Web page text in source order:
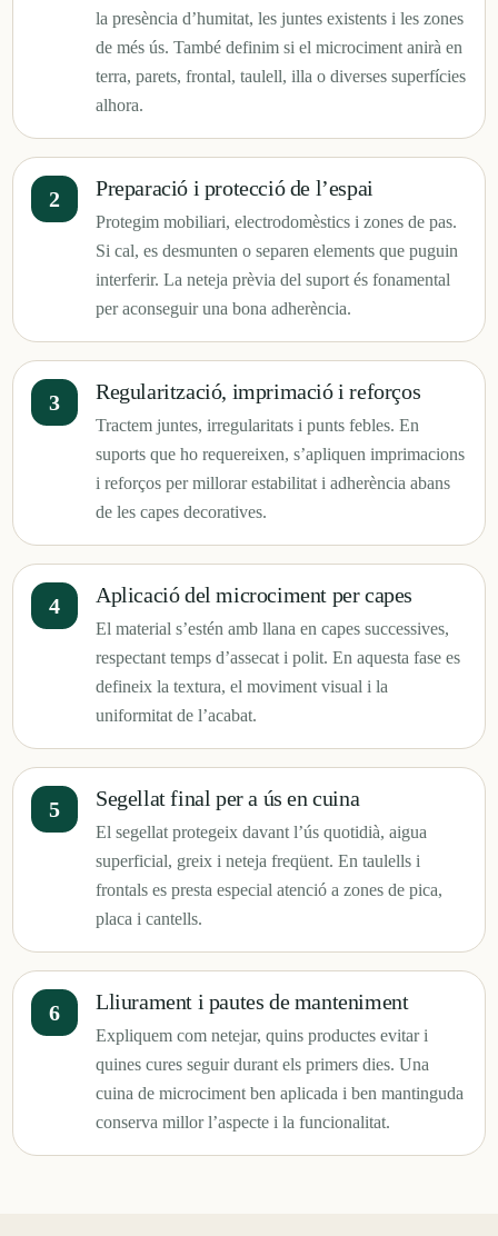
la presència d’humitat, les juntes existents i les zones
de més ús. També definim si el microciment anirà en
terra, parets, frontal, taulell, illa o diverses superfícies
alhora.
Preparació i protecció de l’espai
Protegim mobiliari, electrodomèstics i zones de pas.
Si cal, es desmunten o separen elements que puguin
interferir. La neteja prèvia del suport és fonamental
per aconseguir una bona adherència.
Regularització, imprimació i reforços
Tractem juntes, irregularitats i punts febles. En
suports que ho requereixen, s’apliquen imprimacions
i reforços per millorar estabilitat i adherència abans
de les capes decoratives.
Aplicació del microciment per capes
El material s’estén amb llana en capes successives,
respectant temps d’assecat i polit. En aquesta fase es
defineix la textura, el moviment visual i la
uniformitat de l’acabat.
Segellat final per a ús en cuina
El segellat protegeix davant l’ús quotidià, aigua
superficial, greix i neteja freqüent. En taulells i
frontals es presta especial atenció a zones de pica,
placa i cantells.
Lliurament i pautes de manteniment
Expliquem com netejar, quins productes evitar i
quines cures seguir durant els primers dies. Una
cuina de microciment ben aplicada i ben mantinguda
conserva millor l’aspecte i la funcionalitat.